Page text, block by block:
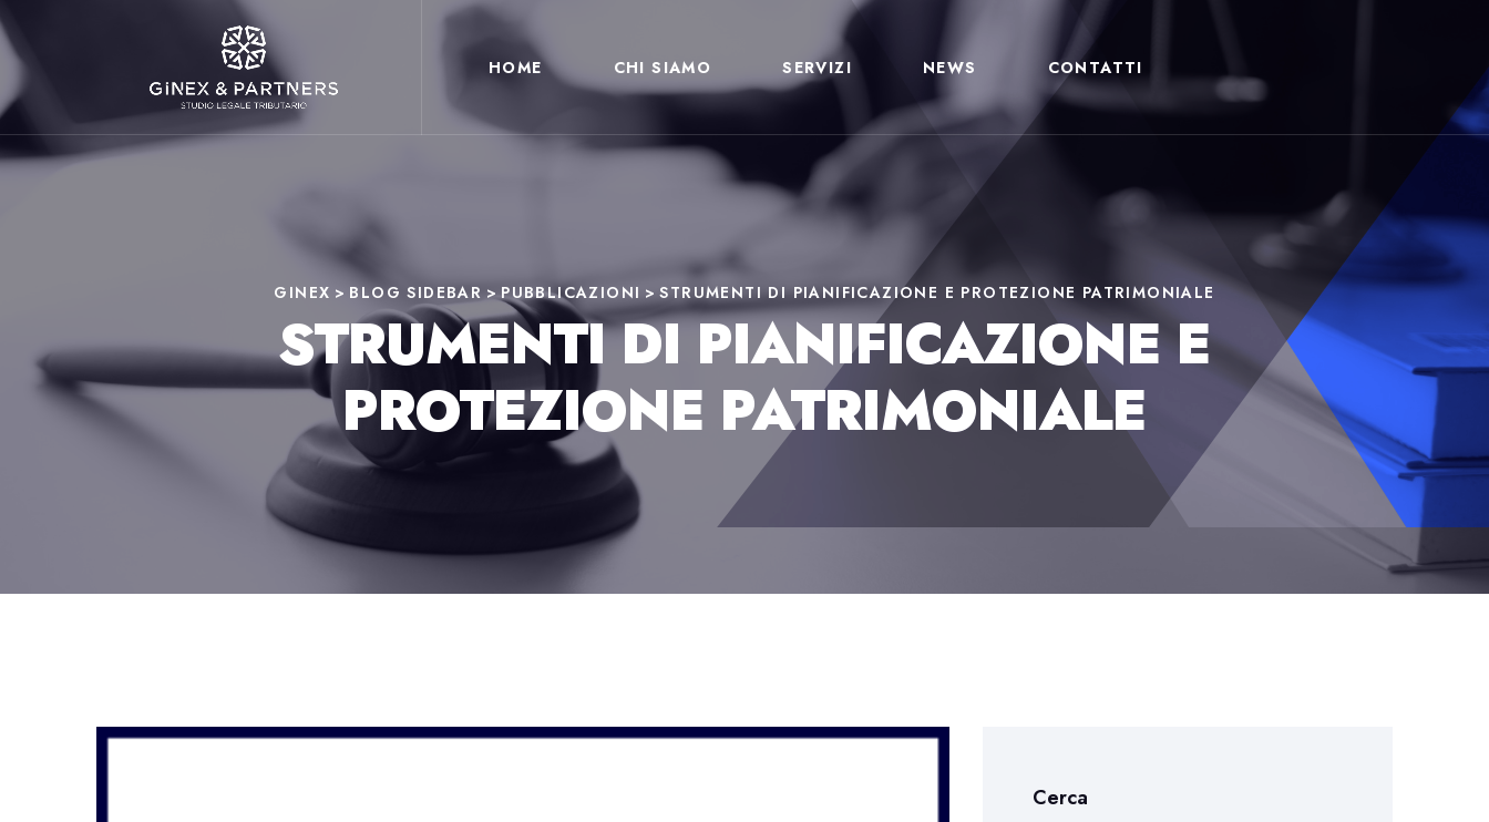
HOME CHI SIAMO SERVIZI NEWS CONTATTI
GINEX > BLOG SIDEBAR > PUBBLICAZIONI >STRUMENTI DI PIANIFICAZIONE E PROTEZIONE PATRIMONIALE
STRUMENTI DI PIANIFICAZIONE E
PROTEZIONE PATRIMONIALE
Cerca